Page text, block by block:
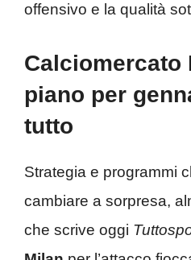
offensivo e la qualità
Calciomercato
piano per
tutto
Strategia e programmi
cambiare a sorpresa,
che scrive oggi